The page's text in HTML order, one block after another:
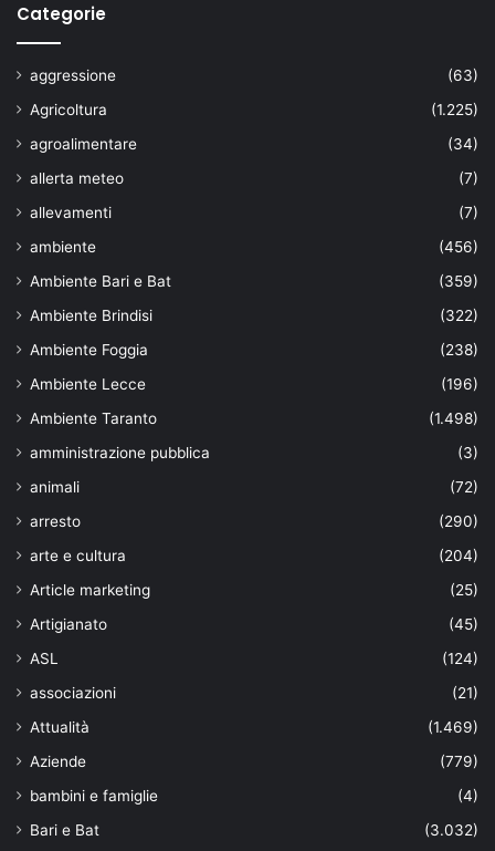
Categorie
aggressione
(63)
Agricoltura
(1.225)
agroalimentare
(34)
allerta meteo
(7)
allevamenti
(7)
ambiente
(456)
Ambiente Bari e Bat
(359)
Ambiente Brindisi
(322)
Ambiente Foggia
(238)
Ambiente Lecce
(196)
Ambiente Taranto
(1.498)
amministrazione pubblica
(3)
animali
(72)
arresto
(290)
arte e cultura
(204)
Article marketing
(25)
Artigianato
(45)
ASL
(124)
associazioni
(21)
Attualità
(1.469)
Aziende
(779)
bambini e famiglie
(4)
Bari e Bat
(3.032)